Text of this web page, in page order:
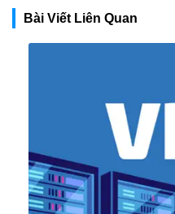
Bài Viết Liên Quan